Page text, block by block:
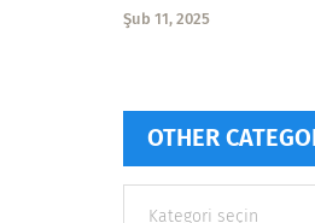
Şub 11, 2025
OTHER